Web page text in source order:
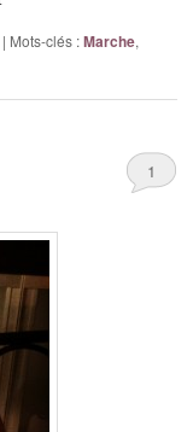
| Mots-clés :Marche,
1